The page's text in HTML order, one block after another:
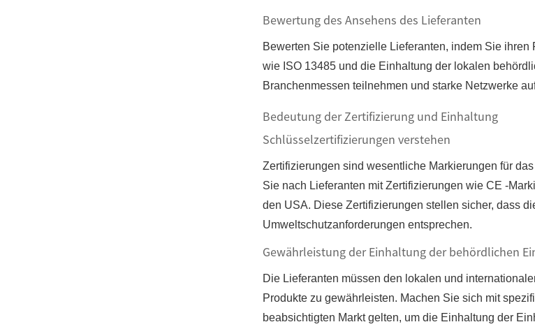
Bewertung des Ansehens des Lieferanten
Bewerten Sie potenzielle Lieferanten, indem Sie
wie ISO 13485 und die Einhaltung der lokalen
Branchenmessen teilnehmen und starke Netzwerke
Bedeutung der Zertifizierung und Einhaltung
Schlüsselzertifizierungen verstehen
Zertifizierungen sind wesentliche Markierungen für
Sie nach Lieferanten mit Zertifizierungen wie CE -
den USA. Diese Zertifizierungen stellen sicher, dass
Umweltschutzanforderungen entsprechen.
Gewährleistung der Einhaltung der behördlichen
Die Lieferanten müssen den lokalen und
Produkte zu gewährleisten. Machen Sie sich mit
beabsichtigten Markt gelten, um die Einhaltung der